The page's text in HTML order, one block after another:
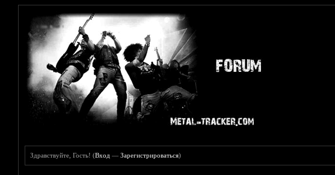
Здравствуйте, Гость! (Вход —Зарегистрироваться)